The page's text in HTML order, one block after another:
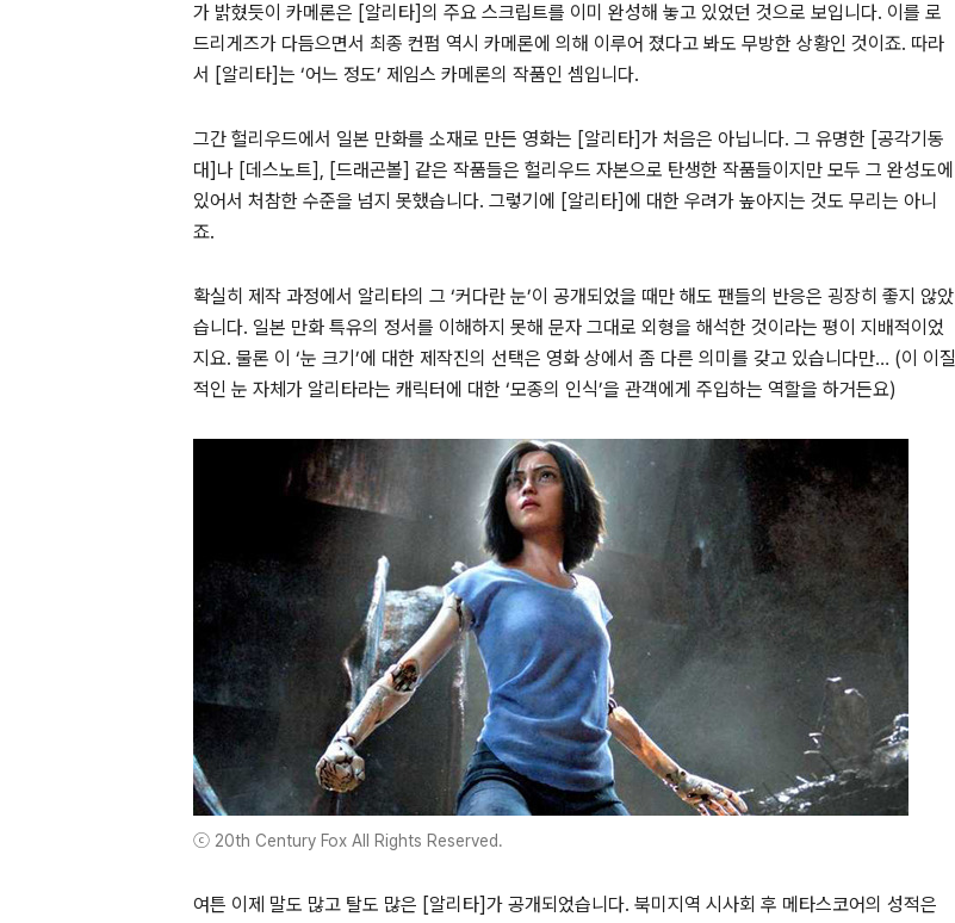
가 밝혔듯이 카메론은 [알리타]의 주요 스크립트를 이미 완성해 놓고 있었던 것으로 보입니다. 이를 로
드리게즈가 다듬으면서 최종 컨펌 역시 카메론에 의해 이루어 졌다고 봐도 무방한 상황인 것이죠. 따라
서 [알리타]는 ‘어느 정도’ 제임스 카메론의 작품인 셈입니다.
그간 헐리우드에서 일본 만화를 소재로 만든 영화는 [알리타]가 처음은 아닙니다. 그 유명한 [공각기동
대]나 [데스노트], [드래곤볼] 같은 작품들은 헐리우드 자본으로 탄생한 작품들이지만 모두 그 완성도에
있어서 처참한 수준을 넘지 못했습니다. 그렇기에 [알리타]에 대한 우려가 높아지는 것도 무리는 아니
죠.
확실히 제작 과정에서 알리타의 그 ‘커다란 눈’이 공개되었을 때만 해도 팬들의 반응은 굉장히 좋지 않았
습니다. 일본 만화 특유의 정서를 이해하지 못해 문자 그대로 외형을 해석한 것이라는 평이 지배적이었
지요. 물론 이 ‘눈 크기’에 대한 제작진의 선택은 영화 상에서 좀 다른 의미를 갖고 있습니다만… (이 이질
적인 눈 자체가 알리타라는 캐릭터에 대한 ‘모종의 인식’을 관객에게 주입하는 역할을 하거든요)
ⓒ 20th Century Fox All Rights Reserved.
여튼 이제 말도 많고 탈도 많은 [알리타]가 공개되었습니다. 북미지역 시사회 후 메타스코어의 성적은